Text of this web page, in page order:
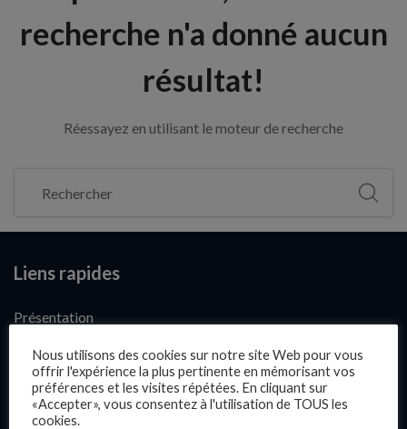
recherche n'a donné aucun
résultat!
Réessayez en utilisant le moteur de recherche
Liens rapides
Présentation
Publier une annonce
Offres d’emploi
Questions fréquentes
Nous utilisons des cookies sur notre site Web pour vous
offrir l'expérience la plus pertinente en mémorisant vos
préférences et les visites répétées. En cliquant sur
«Accepter», vous consentez à l'utilisation de TOUS les
cookies.